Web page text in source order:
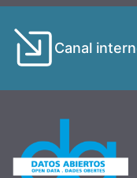
Canal